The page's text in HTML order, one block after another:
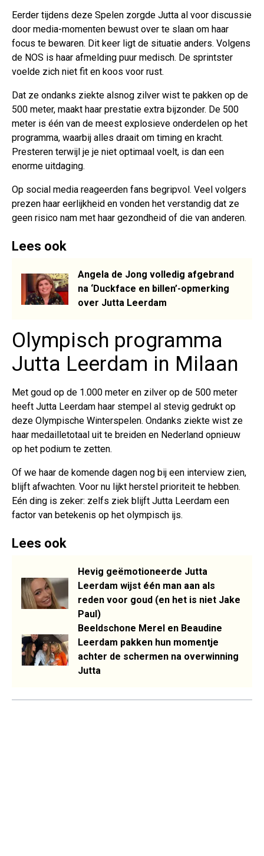
Eerder tijdens deze Spelen zorgde Jutta al voor discussie
door media-momenten bewust over te slaan om haar
focus te bewaren. Dit keer ligt de situatie anders. Volgens
de NOS is haar afmelding puur medisch. De sprintster
voelde zich niet fit en koos voor rust.
Dat ze ondanks ziekte alsnog zilver wist te pakken op de
500 meter, maakt haar prestatie extra bijzonder. De 500
meter is één van de meest explosieve onderdelen op het
programma, waarbij alles draait om timing en kracht.
Presteren terwijl je je niet optimaal voelt, is dan een
enorme uitdaging.
Op social media reageerden fans begripvol. Veel volgers
prezen haar eerlijkheid en vonden het verstandig dat ze
geen risico nam met haar gezondheid of die van anderen.
Lees ook
Angela de Jong volledig afgebrand
na ‘Duckface en billen’-opmerking
over Jutta Leerdam
Olympisch programma
Jutta Leerdam in Milaan
Met goud op de 1.000 meter en zilver op de 500 meter
heeft Jutta Leerdam haar stempel al stevig gedrukt op
deze Olympische Winterspelen. Ondanks ziekte wist ze
haar medailletotaal uit te breiden en Nederland opnieuw
op het podium te zetten.
Of we haar de komende dagen nog bij een interview zien,
blijft afwachten. Voor nu lijkt herstel prioriteit te hebben.
Eén ding is zeker: zelfs ziek blijft Jutta Leerdam een
factor van betekenis op het olympisch ijs.
Lees ook
Hevig geëmotioneerde Jutta
Leerdam wijst één man aan als
reden voor goud (en het is niet Jake
Paul)
Beeldschone Merel en Beaudine
Leerdam pakken hun momentje
achter de schermen na overwinning
Jutta